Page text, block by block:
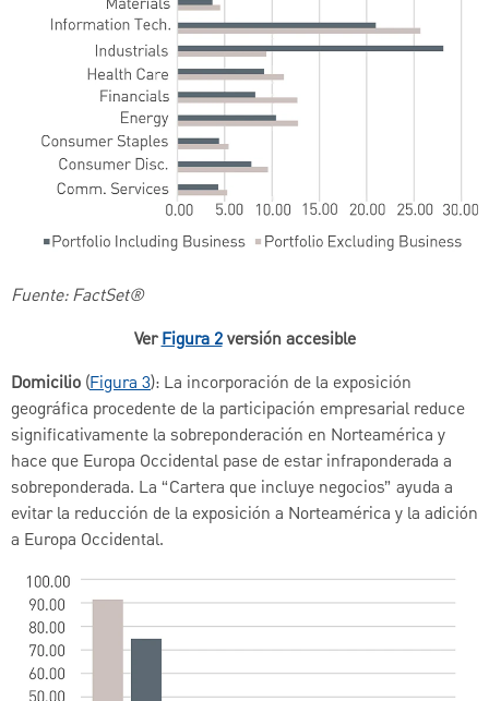
Fuente: FactSet®
VerFigura 2versión accesible
Domicilio (Figura 3): La incorporación de la exposición
geográfica procedente de la participación empresarial reduce
significativamente la sobreponderación en Norteamérica y
hace que Europa Occidental pase de estar infraponderada a
sobreponderada. La “Cartera que incluye negocios” ayuda a
evitar la reducción de la exposición a Norteamérica y la adición
a Europa Occidental.